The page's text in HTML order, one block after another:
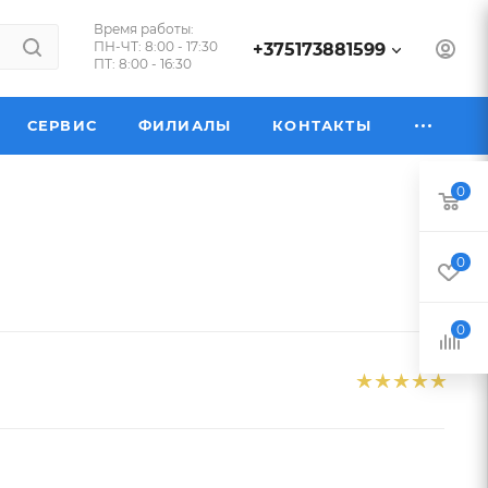
Время работы:
ПН-ЧТ: 8:00 - 17:30
ПТ: 8:00 - 16:30
+375173881599
СЕРВИС ФИЛИАЛЫ КОНТАКТЫ
0
0
0